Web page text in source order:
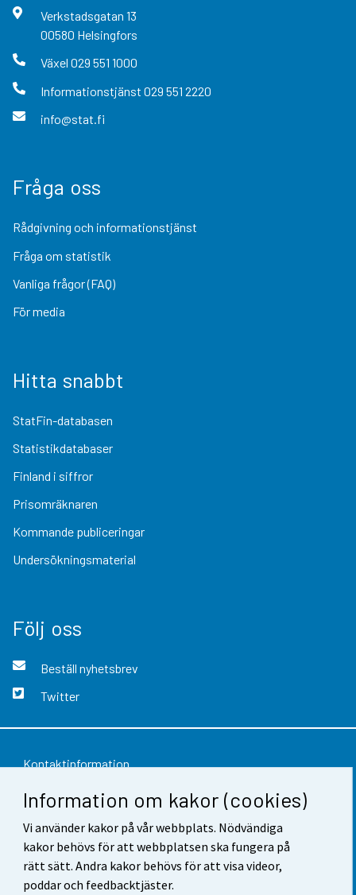
Information om kakor (cookies)
Vi använder kakor på vår webbplats. Nödvändiga
kakor behövs för att webbplatsen ska fungera på
rätt sätt. Andra kakor behövs för att visa videor,
poddar och feedbacktjäster.
Verkstadsgatan 13
00580 Helsingfors
Växel 029 551 1000
Informationstjänst 029 551 2220
info@stat.fi
Fråga oss
Rådgivning och informationstjänst
Fråga om statistik
Vanliga frågor (FAQ)
För media
Hitta snabbt
StatFin-databasen
Statistikdatabaser
Finland i siffror
Prisomräknaren
Kommande publiceringar
Undersökningsmaterial
Följ oss
Beställ nyhetsbrev
Twitter
Kontaktinformation
Respons
Användarvillkor
Dataskydd
Tillgänglighet